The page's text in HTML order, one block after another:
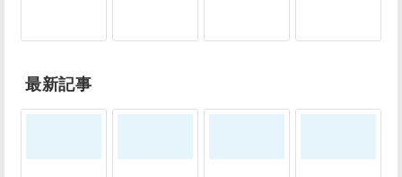
最新記事